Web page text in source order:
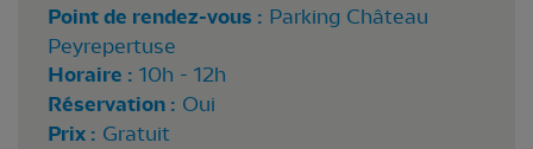
Point de rendez-vous : Parking Château
Peyrepertuse
Horaire : 10h - 12h
Réservation : Oui
Prix : Gratuit